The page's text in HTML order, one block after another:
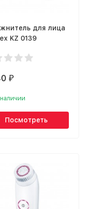
для лица
KZ 0139
₽
Посмотреть